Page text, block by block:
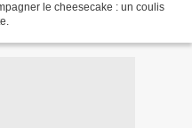
le cheesecake : un coulis